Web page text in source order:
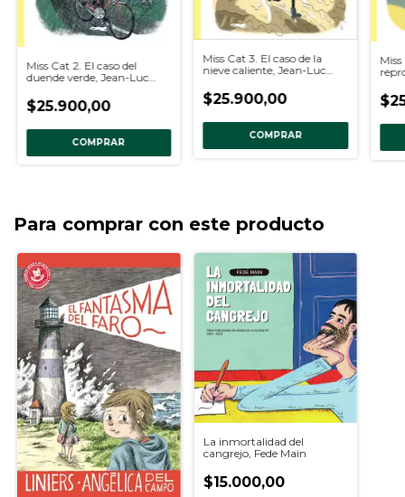
Miss Cat 2. El caso del
duende verde, Jean-Luc
$25.900,00
COMPRAR
Miss Cat 3. El caso de la
nieve caliente, Jean-Luc
$25.900,00
COMPRAR
Para comprar con este producto
La inmortalidad del
cangrejo, Fede Main
$15.000,00